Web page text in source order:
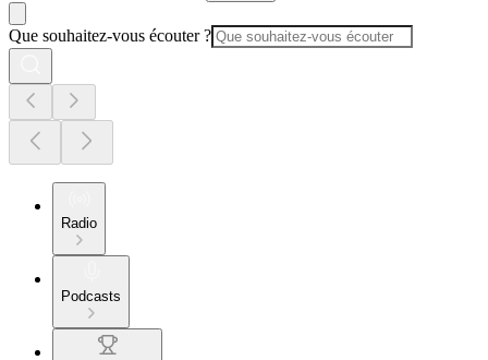
Que souhaitez-vous écouter ?
Radio
Podcasts